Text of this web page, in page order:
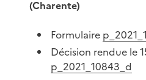
(Charente)
Formulaire
Décision rendue le
p_2021_10843_d